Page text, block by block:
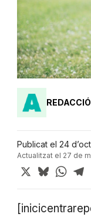
REDACCIÓ
Publicat el 24
Actualitzat el 27 de
X Bluesky